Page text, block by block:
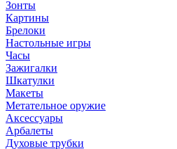
Зонты
Картины
Брелоки
Настольные игры
Часы
Зажигалки
Шкатулки
Макеты
Метательное оружие
Аксессуары
Арбалеты
Духовые трубки